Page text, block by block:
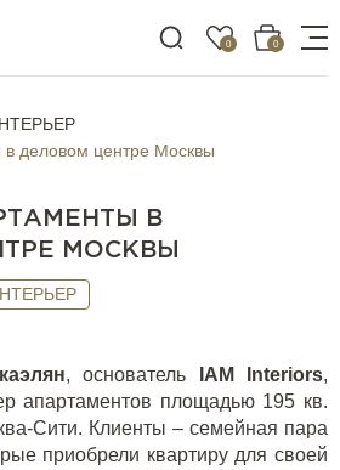
0 0
деловом центре Москвы
В
МОСКВЫ
, основатель IAM Interiors,
апартаментов площадью 195 кв.
Сити. Клиенты – семейная пара
приобрели квартиру для своей